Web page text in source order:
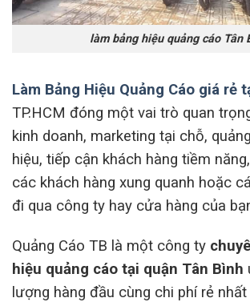
làm bảng hiệu quảng cáo Tân
Làm Bảng Hiệu Quảng Cáo giá rẻ
TP.HCM đóng một vai trò quan
kinh doanh, marketing tại chỗ,
hiệu, tiếp cận khách hàng tiềm
các khách hàng xung quanh hoặc
đi qua công ty hay cửa hàng của
Quảng Cáo TB là một công ty
hiệu quảng cáo tại quận Tân Bình
lượng hàng đầu cùng chi phí rẻ nhất